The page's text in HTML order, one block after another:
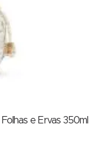
e Ervas 350ml